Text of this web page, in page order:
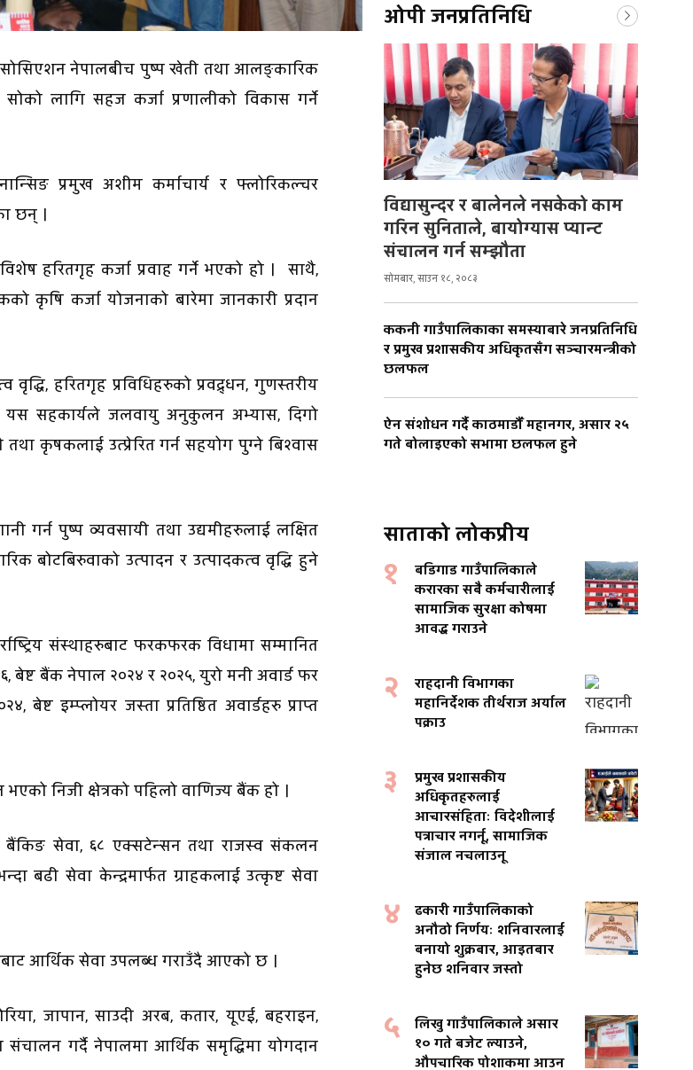
नेपालबीच पुष्प खेती तथा आलङ्कारिक
सोको लागि सहज कर्जा प्रणालीको विकास गर्ने
प्रमुख अशीम कर्माचार्य र फ्लोरिकल्चर
छन् ।
हरितगृह कर्जा प्रवाह गर्ने भएको हो । साथै,
कर्जा योजनाको बारेमा जानकारी प्रदान
हरितगृह प्रविधिहरुको प्रवद्र्धन, गुणस्तरीय
यस सहकार्यले जलवायु अनुकुलन अभ्यास, दिगो
कृषकलाई उत्प्रेरित गर्न सहयोग पुग्ने बिश्वास
गर्न पुष्प व्यवसायी तथा उद्यमीहरुलाई लक्षित
बोटबिरुवाको उत्पादन र उत्पादकत्व वृद्धि हुने
संस्थाहरुबाट फरकफरक विधामा सम्मानित
बैंक नेपाल २०२४ र २०२५, युरो मनी अवार्ड फर
इम्प्लोयर जस्ता प्रतिष्ठित अवार्डहरु प्राप्त
निजी क्षेत्रको पहिलो वाणिज्य बैंक हो ।
बैंकिङ सेवा, ६८ एक्सटेन्सन तथा राजस्व संकलन
बढी सेवा केन्द्रमार्फत ग्राहकलाई उत्कृष्ट सेवा
आर्थिक सेवा उपलब्ध गराउँदै आएको छ ।
जापान, साउदी अरब, कतार, यूएई, बहराइन,
गर्दै नेपालमा आर्थिक समृद्धिमा योगदान
ओपी जनप्रतिनिधि
विद्यासुन्दर र बालेनले नसकेको काम
गरिन सुनिताले, बायोग्यास प्यान्ट
संचालन गर्न सम्झौता
सोमबार, साउन १८, २०८३
ककनी गाउँपालिकाका समस्याबारे जनप्रतिनिधि
र प्रमुख प्रशासकीय अधिकृतसँग सञ्चारमन्त्रीको
छलफल
ऐन संशोधन गर्दै काठमाडौँ महानगर, असार २५
गते बोलाइएको सभामा छलफल हुने
साताको लोकप्रीय
१
बडिगाड गाउँपालिकाले
करारका सबै कर्मचारीलाई
सामाजिक सुरक्षा कोषमा
आवद्ध गराउने
२
राहदानी विभागका
महानिर्देशक तीर्थराज अर्याल
पक्राउ
३
प्रमुख प्रशासकीय
अधिकृतहरुलाई
आचारसंहिताः विदेशीलाई
पत्राचार नगर्नू, सामाजिक
संजाल नचलाउनू
४
ढकारी गाउँपालिकाको
अनौठो निर्णयः शनिवारलाई
बनायो शुक्रबार, आइतबार
हुनेछ शनिवार जस्तो
५
लिखु गाउँपालिकाले असार
१० गते बजेट ल्याउने,
औपचारिक पोशाकमा आउन